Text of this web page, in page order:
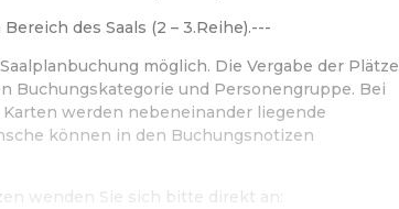
des Saals (2 – 3.Reihe).---
möglich. Die Vergabe der Plätze
Buchungskategorie und Personengruppe. Bei
werden nebeneinander liegende
können in den Buchungsnotizen
wenden Sie sich bitte direkt an: